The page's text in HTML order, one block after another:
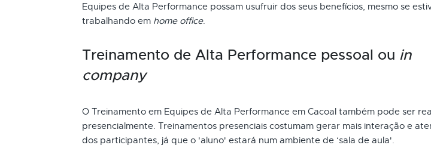
Equipes de Alta Performance possam usufruir dos seus benefícios, mesmo se
trabalhando em home office.
Treinamento de Alta Performance pessoal ou in
company
O Treinamento em Equipes de Alta Performance em Cacoal também pode ser
presencialmente. Treinamentos presenciais costumam gerar mais interação e
dos participantes, já que o 'aluno' estará num ambiente de ‘sala de aula'.